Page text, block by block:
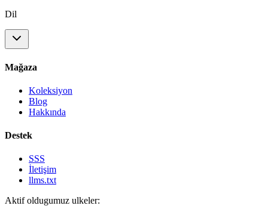
Dil
Mağaza
Koleksiyon
Blog
Hakkında
Destek
SSS
İletişim
llms.txt
Aktif oldugumuz ulkeler: